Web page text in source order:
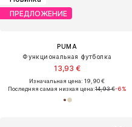
ПРЕДЛОЖЕНИЕ
PUMA
Функциональная футболка
13,93 €
Изначальная цена: 19,90 €
Последняя самая низкая цена:14,93 €-6%